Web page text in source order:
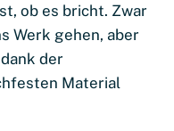
ob es bricht. Zwar
Werk gehen, aber
der
Material